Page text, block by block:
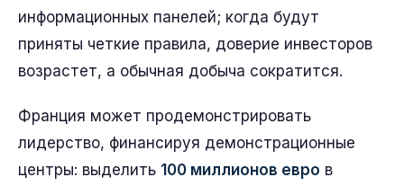
информационных панелей; когда будут
приняты четкие правила, доверие инвесторов
возрастет, а обычная добыча сократится.
Франция может продемонстрировать
лидерство, финансируя демонстрационные
центры: выделить 100 миллионов евро в